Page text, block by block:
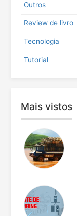
Outros
Review de livro
Tecnologia
Tutorial
Mais vistos